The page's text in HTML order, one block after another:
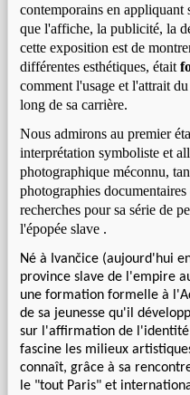
contemporains en appliquant
que l'affiche, la publicité, la
cette exposition est de
différentes esthétiques, était
comment l'usage et l'attrait
long de sa carrière.
Nous admirons au premier
interprétation symboliste et
photographique méconnu,
photographies
recherches pour sa série de
l'épopée slave .
Né à Ivančice (aujourd'hui
province slave de l'empire
une formation formelle à
de sa jeunesse qu'il
sur l'affirmation de l'identité
fascine les milieux
connaît, grâce à sa
le "tout Paris" et